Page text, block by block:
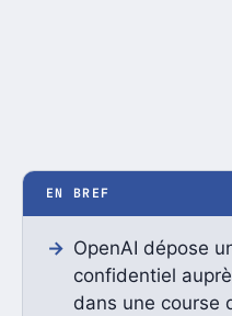
EN BREF
OpenAI dépose
confidentiel
dans une course